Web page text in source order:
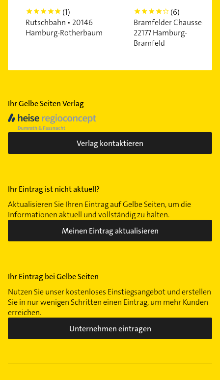
5
(1)
Rutschbahn • 20146
Hamburg-Rotherbaum
4
(6)
Bramfelder Chaussee •
22177 Hamburg-
Bramfeld
Ihr Gelbe Seiten Verlag
Verlag kontaktieren
Ihr Eintrag ist nicht aktuell?
Aktualisieren Sie Ihren Eintrag auf Gelbe Seiten, um die
Informationen aktuell und vollständig zu halten.
Meinen Eintrag aktualisieren
Ihr Eintrag bei Gelbe Seiten
Nutzen Sie unser kostenloses Einstiegsangebot und erstellen
Sie in nur wenigen Schritten einen Eintrag, um mehr Kunden
erreichen.
Unternehmen eintragen